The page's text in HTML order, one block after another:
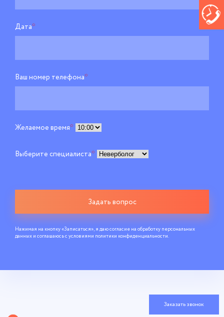
Дата*
Ваш номер телефона*
Желаемое время*
Выберите специалиста*
Задать вопрос
Нажимая на кнопку «Записаться», я даю согласие на обработку персональных
данных и соглашаюсь c условиями политики конфиденциальности.
Заказать звонок